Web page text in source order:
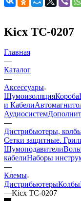
Kicx TC-0207
Главная
—
Каталог
—
Аксессуары
ШумоизоляцияКороба
и Кабели
Аудиосистем
—
Дистрибьютеры,
Сетки защитные.
Шумоподавители
кабелиНаборы
—
Клемы
ДистрибьютерыКолбы
—Kicx TC-0207